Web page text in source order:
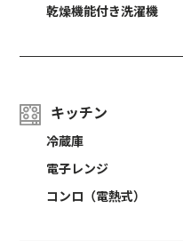
乾燥機能付き洗濯機
キッチン
冷蔵庫
電子レンジ
コンロ（電熱式）